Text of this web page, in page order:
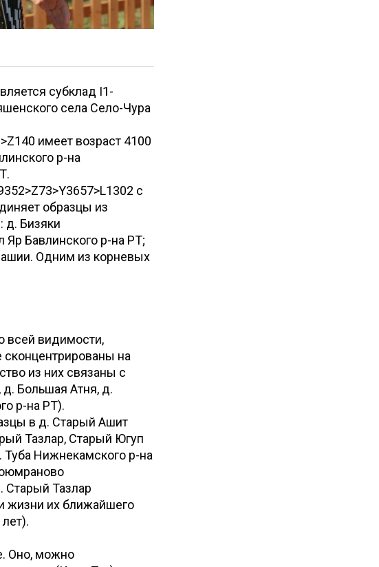
субклад I1-
села Село-Чура
имеет возраст 4100
р-на
с
образцы из
д. Бизяки
Бавлинского р-на РТ;
Одним из корневых
всей видимости,
на
из них связаны с
Большая Атня, д.
р-на РТ).
в д. Старый Ашит
Тазлар, Старый Югуп
Туба Нижнекамского р-на
Старый Тазлар
жизни их ближайшего
Оно, можно